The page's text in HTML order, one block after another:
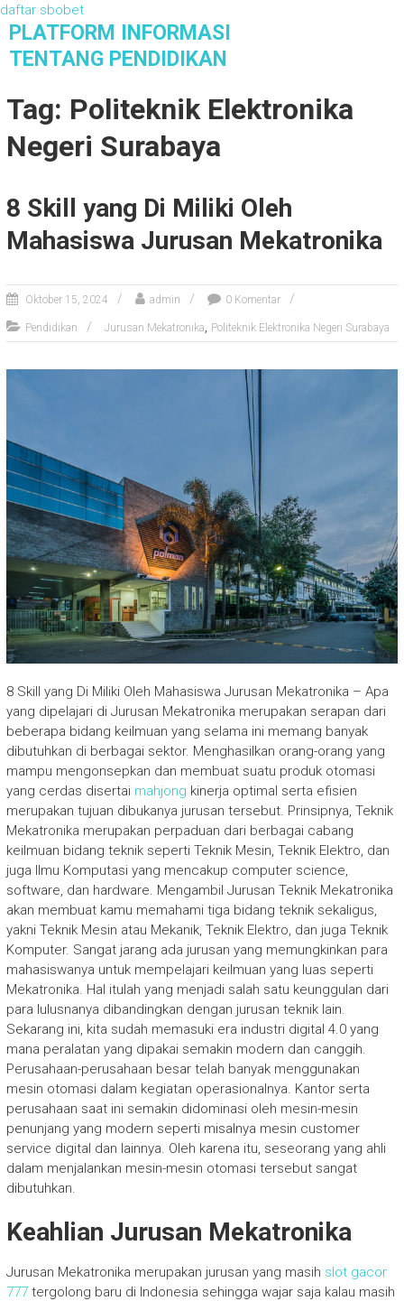
daftar sbobet
PLATFORM INFORMASI
TENTANG PENDIDIKAN
Tag: Politeknik Elektronika
Negeri Surabaya
8 Skill yang Di Miliki Oleh
Mahasiswa Jurusan Mekatronika
Oktober 15, 2024 admin 0 Komentar
Pendidikan Jurusan Mekatronika, Politeknik Elektronika Negeri Surabaya
8 Skill yang Di Miliki Oleh Mahasiswa Jurusan Mekatronika – Apa
yang dipelajari di Jurusan Mekatronika merupakan serapan dari
beberapa bidang keilmuan yang selama ini memang banyak
dibutuhkan di berbagai sektor. Menghasilkan orang-orang yang
mampu mengonsepkan dan membuat suatu produk otomasi
yang cerdas disertai mahjong kinerja optimal serta efisien
merupakan tujuan dibukanya jurusan tersebut. Prinsipnya, Teknik
Mekatronika merupakan perpaduan dari berbagai cabang
keilmuan bidang teknik seperti Teknik Mesin, Teknik Elektro, dan
juga Ilmu Komputasi yang mencakup computer science,
software, dan hardware. Mengambil Jurusan Teknik Mekatronika
akan membuat kamu memahami tiga bidang teknik sekaligus,
yakni Teknik Mesin atau Mekanik, Teknik Elektro, dan juga Teknik
Komputer. Sangat jarang ada jurusan yang memungkinkan para
mahasiswanya untuk mempelajari keilmuan yang luas seperti
Mekatronika. Hal itulah yang menjadi salah satu keunggulan dari
para lulusnanya dibandingkan dengan jurusan teknik lain.
Sekarang ini, kita sudah memasuki era industri digital 4.0 yang
mana peralatan yang dipakai semakin modern dan canggih.
Perusahaan-perusahaan besar telah banyak menggunakan
mesin otomasi dalam kegiatan operasionalnya. Kantor serta
perusahaan saat ini semakin didominasi oleh mesin-mesin
penunjang yang modern seperti misalnya mesin customer
service digital dan lainnya. Oleh karena itu, seseorang yang ahli
dalam menjalankan mesin-mesin otomasi tersebut sangat
dibutuhkan.
Keahlian Jurusan Mekatronika
Jurusan Mekatronika merupakan jurusan yang masih slot gacor
777tergolong baru di Indonesia sehingga wajar saja kalau masih